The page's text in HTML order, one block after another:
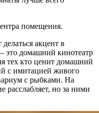
помещения.
акцент в
это домашний кинотеатр
тех кто ценит домашний
с имитацией живого
с рыбками. На
расслабляет, но за ними